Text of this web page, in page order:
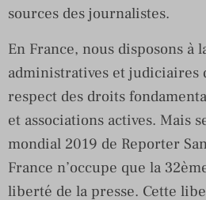
sources des journalistes.
En France, nous disposons à
administratives et judiciaires
respect des droits
et associations actives. Mais
mondial 2019 de Reporter
France n’occupe que la
liberté de la presse. Cette